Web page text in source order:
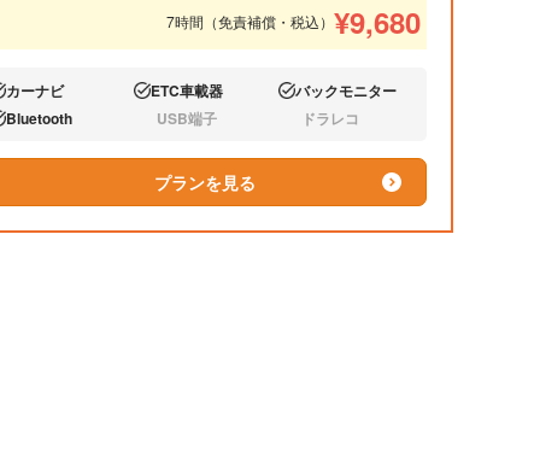
7時間（免責補償・税込） ¥9,680
:
カーナビ あり:ETC車載器 あり:バックモニター
:
Bluetooth なし:USB端子 なし:ドラレコ
プランを見る